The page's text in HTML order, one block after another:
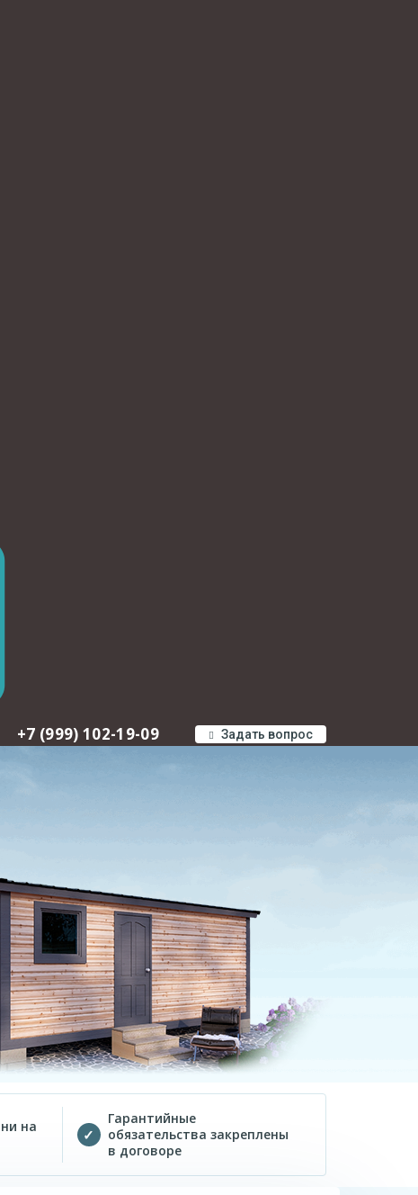
+7 (999) 102-19-09 Задать вопрос
на
Гарантийные
обязательства закреплены
в договоре